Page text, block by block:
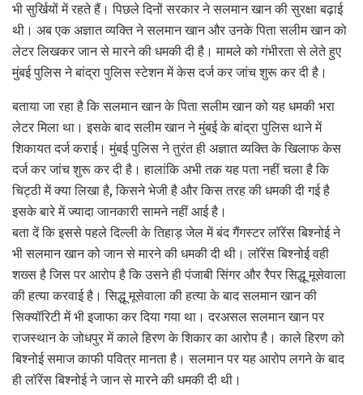
भी सुर्खियों में रहते हैं। पिछले दिनों सरकार ने सलमान खान की सुरक्षा बढ़ाई
थी। अब एक अज्ञात व्यक्ति ने सलमान खान और उनके पिता सलीम खान को
लेटर लिखकर जान से मारने की धमकी दी है। मामले को गंभीरता से लेते हुए
मुंबई पुलिस ने बांद्रा पुलिस स्टेशन में केस दर्ज कर जांच शुरू कर दी है।
बताया जा रहा है कि सलमान खान के पिता सलीम खान को यह धमकी भरा
लेटर मिला था। इसके बाद सलीम खान ने मुंबई के बांद्रा पुलिस थाने में
शिकायत दर्ज कराई। मुंबई पुलिस ने तुरंत ही अज्ञात व्यक्ति के खिलाफ केस
दर्ज कर जांच शुरू कर दी है। हालांकि अभी तक यह पता नहीं चला है कि
चिट्ठी में क्या लिखा है, किसने भेजी है और किस तरह की धमकी दी गई है
इसके बारे में ज्यादा जानकारी सामने नहीं आई है।
बता दें कि इससे पहले दिल्ली के तिहाड़ जेल में बंद गैंगस्टर लॉरेंस बिश्नोई ने
भी सलमान खान को जान से मारने की धमकी दी थी। लॉरेंस बिश्नोई वही
शख्स है जिस पर आरोप है कि उसने ही पंजाबी सिंगर और रैपर सिद्धू मूसेवाला
की हत्या करवाई है। सिद्धू मूसेवाला की हत्या के बाद सलमान खान की
सिक्यॉरिटी में भी इजाफा कर दिया गया था। दरअसल सलमान खान पर
राजस्थान के जोधपुर में काले हिरण के शिकार का आरोप है। काले हिरण को
बिश्नोई समाज काफी पवित्र मानता है। सलमान पर यह आरोप लगने के बाद
ही लॉरेंस बिश्नोई ने जान से मारने की धमकी दी थी।